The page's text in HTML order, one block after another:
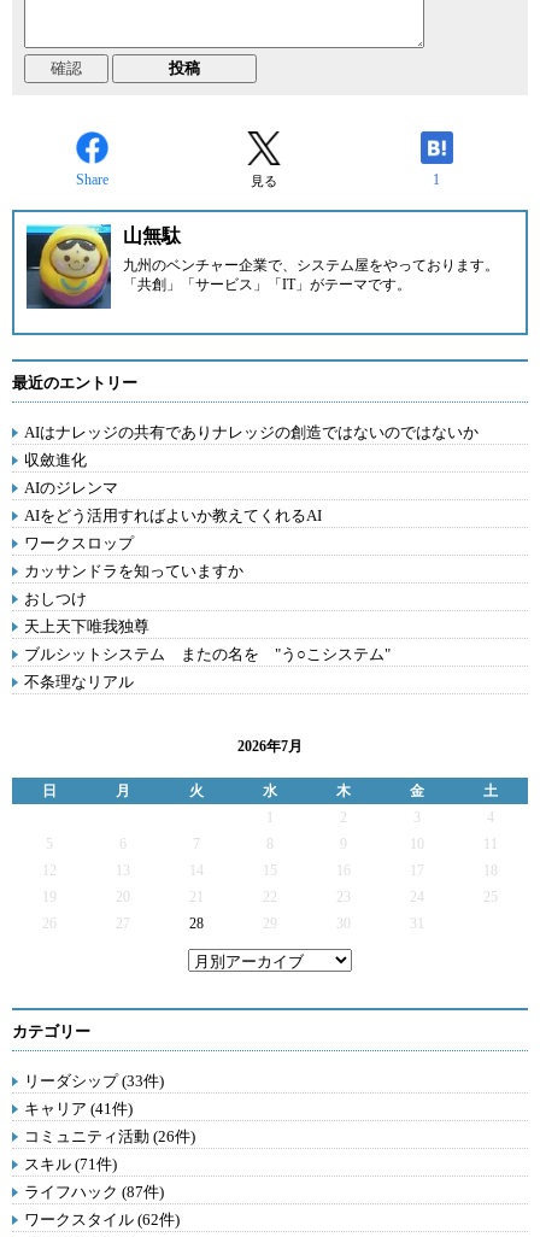
Share 見る 1
山無駄
九州のベンチャー企業で、システム屋をやっております。
「共創」「サービス」「IT」がテーマです。
最近のエントリー
AIはナレッジの共有でありナレッジの創造ではないのではないか
収斂進化
AIのジレンマ
AIをどう活用すればよいか教えてくれるAI
ワークスロップ
カッサンドラを知っていますか
おしつけ
天上天下唯我独尊
ブルシットシステム またの名を "う○こシステム"
不条理なリアル
2026年7月
日 月 火 水 木 金
土
2 3
4
5
6 7 9
12
13 14 15 16 17
19
20 21 22 23 24
25
26
27 28 29 30 31
カテゴリー
リーダシップ (33件)
キャリア (41件)
コミュニティ活動 (26件)
スキル (71件)
ライフハック (87件)
ワークスタイル (62件)